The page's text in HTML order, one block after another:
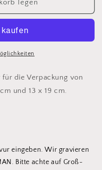
legen
für die Verpackung von
und 13 x 19 cm.
eingeben. Wir gravieren
Bitte achte auf Groß-